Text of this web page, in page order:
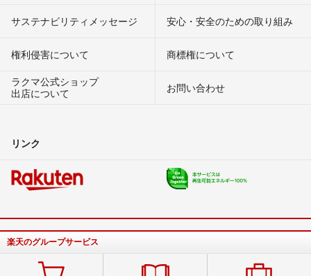
サステナビリティメッセージ 安心・安全のための取り組み
権利侵害について
商標権について
ラクマ公式ショップ
出店について
お問い合わせ
リンク
楽天のグループサービス